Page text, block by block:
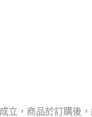
立，商品於訂購後，